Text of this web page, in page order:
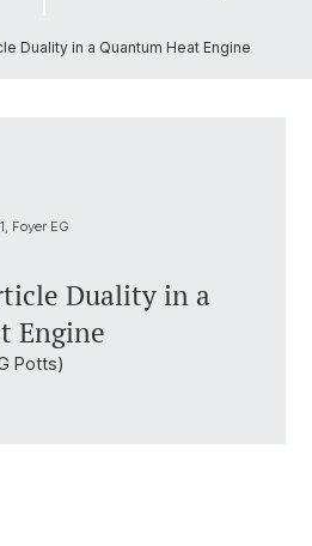
Duality in a Quantum Heat Engine
Foyer EG
Duality in a
Engine
Potts)